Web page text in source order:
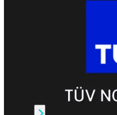
FortiWiFi
FortiWiFi